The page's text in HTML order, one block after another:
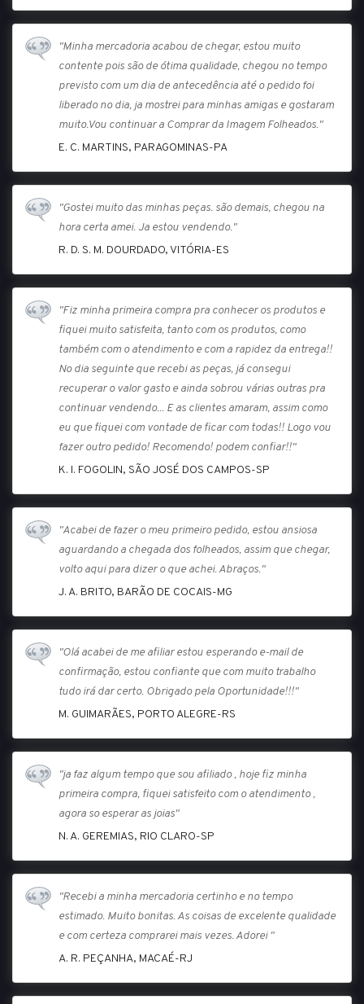
"Minha mercadoria acabou de chegar, estou muito
contente pois são de ótima qualidade, chegou no tempo
previsto com um dia de antecedência até o pedido foi
liberado no dia, ja mostrei para minhas amigas e gostaram
muito.Vou continuar a Comprar da Imagem Folheados."
E. C. MARTINS, PARAGOMINAS-PA
"Gostei muito das minhas peças. são demais, chegou na
hora certa amei. Ja estou vendendo."
R. D. S. M. DOURDADO, VITÓRIA-ES
"Fiz minha primeira compra pra conhecer os produtos e
fiquei muito satisfeita, tanto com os produtos, como
também com o atendimento e com a rapidez da entrega!!
No dia seguinte que recebi as peças, já consegui
recuperar o valor gasto e ainda sobrou várias outras pra
continuar vendendo... E as clientes amaram, assim como
eu que fiquei com vontade de ficar com todas!! Logo vou
fazer outro pedido! Recomendo! podem confiar!!"
K. I. FOGOLIN, SÃO JOSÉ DOS CAMPOS-SP
"Acabei de fazer o meu primeiro pedido, estou ansiosa
aguardando a chegada dos folheados, assim que chegar,
volto aqui para dizer o que achei. Abraços."
J. A. BRITO, BARÃO DE COCAIS-MG
"Olá acabei de me afiliar estou esperando e-mail de
confirmação, estou confiante que com muito trabalho
tudo irá dar certo. Obrigado pela Oportunidade!!!"
M. GUIMARÃES, PORTO ALEGRE-RS
"ja faz algum tempo que sou afiliado , hoje fiz minha
primeira compra, fiquei satisfeito com o atendimento ,
agora so esperar as joias"
N. A. GEREMIAS, RIO CLARO-SP
"Recebi a minha mercadoria certinho e no tempo
estimado. Muito bonitas. As coisas de excelente qualidade
e com certeza comprarei mais vezes. Adorei "
A. R. PEÇANHA, MACAÉ-RJ